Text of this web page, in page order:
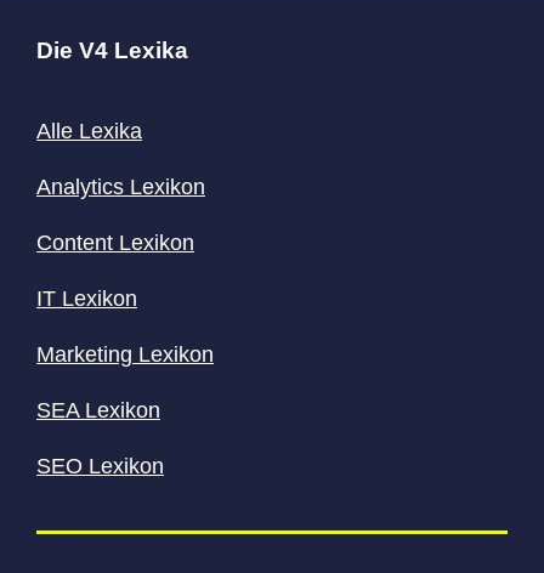
Die V4 Lexika
Alle Lexika
Analytics Lexikon
Content Lexikon
IT Lexikon
Marketing Lexikon
SEA Lexikon
SEO Lexikon